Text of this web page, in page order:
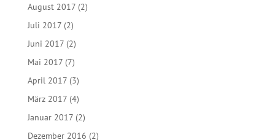
August 2017(2)
Juli 2017(2)
Juni 2017(2)
Mai 2017(7)
April 2017(3)
März 2017(4)
Januar 2017(2)
Dezember 2016 (2)